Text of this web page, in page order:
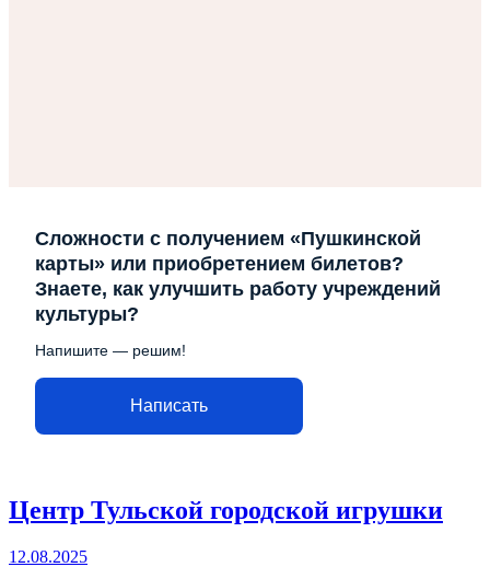
Сложности с получением «Пушкинской
карты» или приобретением билетов?
Знаете, как улучшить работу учреждений
культуры?
Напишите — решим!
Написать
Центр Тульской городской игрушки
12.08.2025